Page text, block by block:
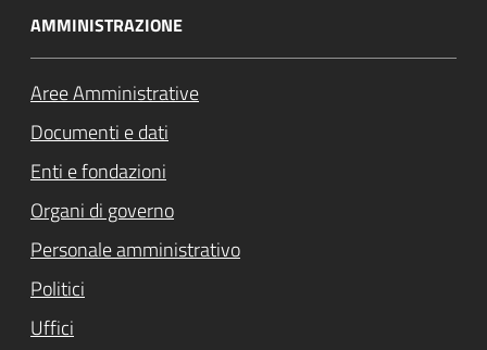
AMMINISTRAZIONE
Aree Amministrative
Documenti e dati
Enti e fondazioni
Organi di governo
Personale amministrativo
Politici
Uffici